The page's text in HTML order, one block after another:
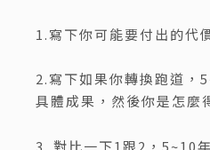
1.寫下你可能要付出的代
2.寫下如果你轉換跑道，
具體成果，然後你是怎麼
3. 對比一下1跟2，5~10